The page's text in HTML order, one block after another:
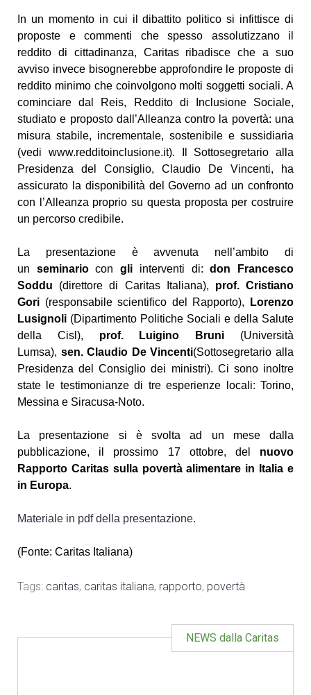
In un momento in cui il dibattito politico si infittisce di
proposte e commenti che spesso assolutizzano il
reddito di cittadinanza, Caritas ribadisce che a suo
avviso invece bisognerebbe approfondire le proposte di
reddito minimo che coinvolgono molti soggetti sociali. A
cominciare dal Reis, Reddito di Inclusione Sociale,
studiato e proposto dall’Alleanza contro la povertà: una
misura stabile, incrementale, sostenibile e sussidiaria
(vedi www.redditoinclusione.it). Il Sottosegretario alla
Presidenza del Consiglio, Claudio De Vincenti, ha
assicurato la disponibilità del Governo ad un confronto
con l’Alleanza proprio su questa proposta per costruire
un percorso credibile.
La presentazione è avvenuta nell’ambito di
un seminariocon gli interventi di:don Francesco
Soddu (direttore di Caritas Italiana), prof. Cristiano
Gori (responsabile scientifico del Rapporto),
Lorenzo
Lusignoli (Dipartimento Politiche Sociali e della Salute
della Cisl), prof. Luigino Bruni (Università
Lumsa), sen. Claudio De Vincenti(Sottosegretario alla
Presidenza del Consiglio dei ministri). Ci sono inoltre
state le testimonianze di tre esperienze locali: Torino,
Messina e Siracusa-Noto.
La presentazione si è svolta ad un mese dalla
pubblicazione, il prossimo 17 ottobre, del nuovo
Rapporto Caritas sulla povertà alimentare in Italia e
in Europa.
Materiale in pdf della presentazione.
(Fonte: Caritas Italiana)
Tags: caritas, caritas italiana, rapporto, povertà
NEWS dalla Caritas